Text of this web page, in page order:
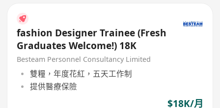
fashion Designer Trainee (Fresh
Graduates Welcome!) 18K
Besteam Personnel Consultancy Limited
雙糧，年度花紅，五天工作制
提供醫療保險
$18K/月